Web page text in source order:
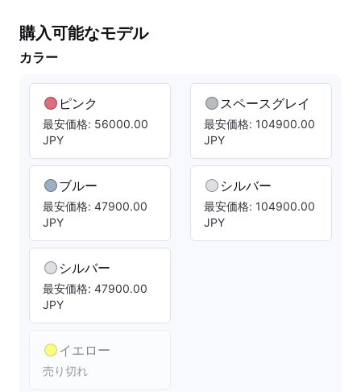
購入可能なモデル
カラー
ピンク
最安価格: 56000.00
JPY
ブルー
最安価格: 47900.00
JPY
シルバー
最安価格: 47900.00
JPY
イエロー
売り切れ
スペースグレイ
最安価格: 104900.00
JPY
シルバー
最安価格: 104900.00
JPY